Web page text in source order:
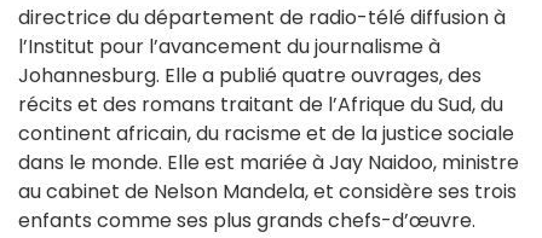
directrice du département de radio-télé diffusion à
l’Institut pour l’avancement du journalisme à
Johannesburg. Elle a publié quatre ouvrages, des
récits et des romans traitant de l’Afrique du Sud, du
continent africain, du racisme et de la justice sociale
dans le monde. Elle est mariée à Jay Naidoo, ministre
au cabinet de Nelson Mandela, et considère ses trois
enfants comme ses plus grands chefs-d’œuvre.